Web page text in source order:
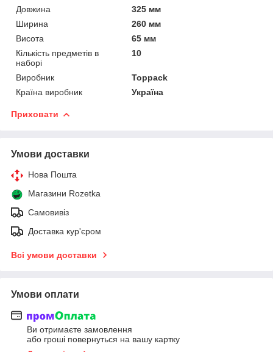
Довжина
325 мм
Ширина
260 мм
Висота
65 мм
Кількість предметів в
наборі
10
Виробник
Toppack
Країна виробник
Україна
Приховати
Умови доставки
Нова Пошта
Магазини Rozetka
Самовивіз
Доставка кур'єром
Всі умови доставки
Умови оплати
Ви отримаєте замовлення
або гроші повернуться на вашу картку